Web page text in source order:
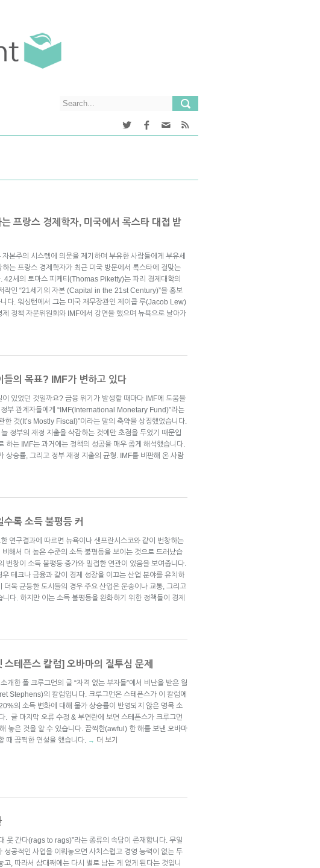
프랑스 경제학자, 미국에서 록스타 대접 받
본주의 시스템에 의문을 제기하며 부유한 사람들에게 부유세
는 프랑스 경제학자가 최근 미국 방문에서 록스타에 걸맞는
42세의 토마스 피케티(Thomas Piketty)는 파리 경제대학의
작인 “21세기의 자본 (Capital in the 21st Century)”을 홍보
다. 워싱턴에서 그는 미국 재무장관인 제이콥 루(Jacob Lew)
정책 자문위원회와 IMF에서 강연을 했으며 뉴욕으로 날아가
들의 목표? IMF가 변하고 있다
있었던 것일까요? 금융 위기가 발생할 때마다 IMF에 도움을
부 관계자들에게 “IMF(International Monetary Fund)”라는
한 것(It’s Mostly Fiscal)”이라는 말의 축약을 상징했었습니다.
정부의 재정 지출을 삭감하는 것에만 초점을 두었기 때문입
하는 IMF는 과거에는 정책의 성공을 매우 좁게 해석했습니다.
상승률, 그리고 정부 재정 지출의 균형. IMF를 비판해 온 사람
록 소득 불평등 커
연구결과에 따르면 뉴욕이나 샌프란시스코와 같이 번창하는
해서 더 높은 수준의 소득 불평등을 보이는 것으로 드러났습
번창이 소득 불평등 증가와 밀접한 연관이 있음을 보여줍니다.
테크나 금융과 같이 경제 성장을 이끄는 산업 분야를 유치하
더욱 균등한 도시들의 경우 주요 산업은 운송이나 교통, 그리고
다. 하지만 이는 소득 불평등을 완화하기 위한 정책들이 경제
스테픈스 칼럼] 오바마의 질투심 문제
개한 폴 크루그먼의 글 “자격 없는 부자들”에서 비난을 받은 월
Stephens)의 칼럼입니다. 크루그먼은 스테픈스가 이 칼럼에
의 소득 변화에 대해 물가 상승률이 반영되지 않은 명목 소
. 글 마지막 오류 수정 & 부연란에 보면 스테픈스가 크루그먼
놓은 것을 알 수 있습니다. 끔찍한(awful) 한 해를 보낸 오바마
때 끔찍한 연설을 했습니다. → 더 보기
못 간다(rags to rags)”라는 종류의 속담이 존재합니다. 무일
성공적인 사업을 이뤄놓으면 사치스럽고 경영 능력이 없는 두
고, 따라서 삼대째에는 다시 별로 남는 게 없게 된다는 것입니